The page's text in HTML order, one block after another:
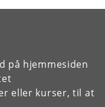
på hjemmesiden
eller kurser, til at